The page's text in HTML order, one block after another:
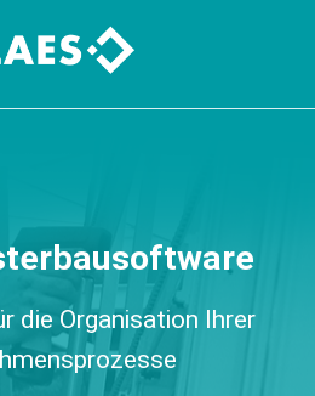
die Organisation Ihrer